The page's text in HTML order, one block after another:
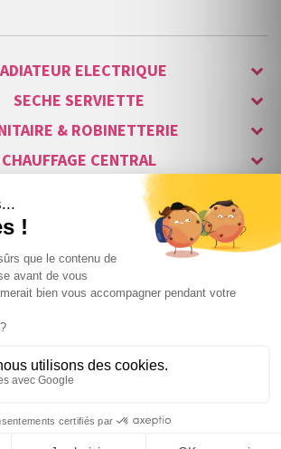
au lieu de
948,90 €TTC
ELECTRIQUE
SECHE SERVIETTE
& ROBINETTERIE
CHAUFFAGE CENTRAL
ALARME & SÉCURITÉ
MAISON CONNECTÉE
& INTERPHONE
& ECLAIRAGE